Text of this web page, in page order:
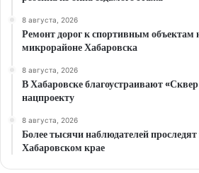
8 августа, 2026
Ремонт дорог к спортивным объектам
микрорайоне Хабаровска
8 августа, 2026
В Хабаровске благоустраивают
нацпроекту
8 августа, 2026
Более тысячи наблюдателей
Хабаровском крае